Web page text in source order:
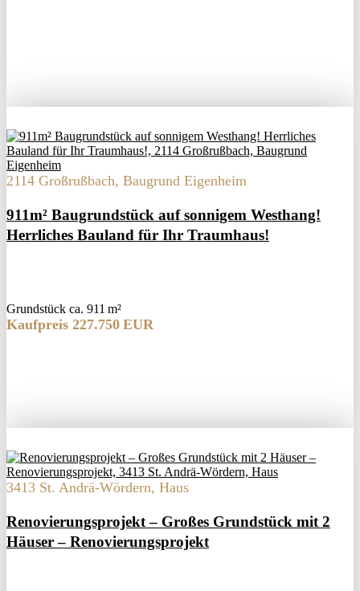
2114 Großrußbach, Baugrund Eigenheim
911m² Baugrundstück auf sonnigem Westhang!
Herrliches Bauland für Ihr Traumhaus!
Grund­stück ca. 911 m²
Kaufpreis 227.750 EUR
3413 St. Andrä-Wördern, Haus
Renovierungsprojekt – Großes Grundstück mit 2
Häuser – Renovierungsprojekt